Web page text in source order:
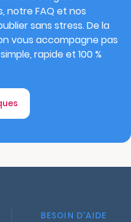
notre FAQ et nos
sans stress. De la
vous accompagne pas
rapide et 100 %
BESOIN D'AIDE